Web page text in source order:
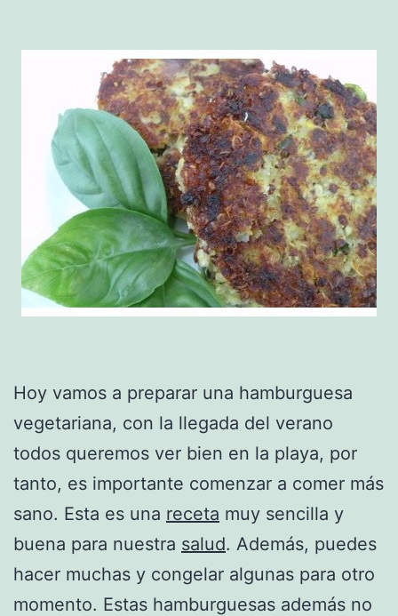
Hoy vamos a preparar una hamburguesa
vegetariana, con la llegada del verano
todos queremos ver bien en la playa, por
tanto, es importante comenzar a comer más
sano. Esta es una receta muy sencilla y
buena para nuestra salud. Además, puedes
hacer muchas y congelar algunas para otro
momento. Estas hamburguesas además no